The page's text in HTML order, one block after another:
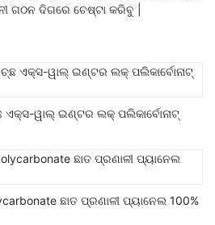
ଗଠନ ଦିଗରେ ଚେଷ୍ଟା କରିବୁ |
ୱାଲ୍ ଇଣ୍ଟର ଲକ୍ ପଲିକାର୍ବୋନାଟ୍
ଛାତ ପ୍ରଣାଳୀ ପ୍ୟାନେଲ 100%